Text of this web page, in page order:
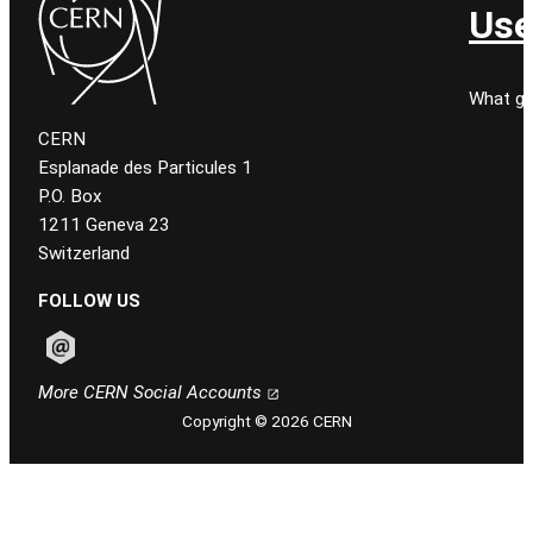
CERN
Esplanade des Particules 1
P.O. Box
1211 Geneva 23
Switzerland
FOLLOW US
More CERN Social Accounts
What
Copyright © 2026 CERN